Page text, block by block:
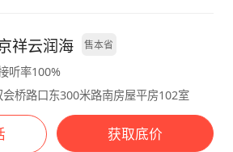
，期望不要太高，毕竟整个造
能驾驶，不影响整车使用。
止用车没有什么大问题，整体
SUV自己轻越野的体验，让我
有。
祥云润海 售本省
听率100%
桥路口东300米路南房屋平房102室
获取底价